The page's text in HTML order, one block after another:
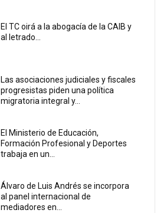
El TC oirá a la abogacía de la CAIB y
al letrado...
Las asociaciones judiciales y fiscales
progresistas piden una política
migratoria integral y...
El Ministerio de Educación,
Formación Profesional y Deportes
trabaja en un...
Álvaro de Luis Andrés se incorpora
al panel internacional de
mediadores en...